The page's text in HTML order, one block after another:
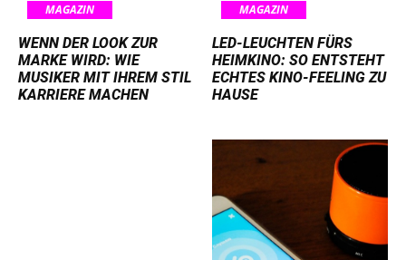
MAGAZIN
WENN DER LOOK ZUR
MARKE WIRD: WIE
MUSIKER MIT IHREM STIL
KARRIERE MACHEN
MAGAZIN
LED-LEUCHTEN FÜRS
HEIMKINO: SO ENTSTEHT
ECHTES KINO-FEELING ZU
HAUSE